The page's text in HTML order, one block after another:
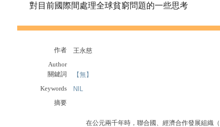
對目前國際間處理全球貧窮問題的一些思考
作者
王永慈
Author
關鍵詞
【無】
Keywords
NIL
摘要
在公元兩千年時，聯合國、經濟合作發展組織（